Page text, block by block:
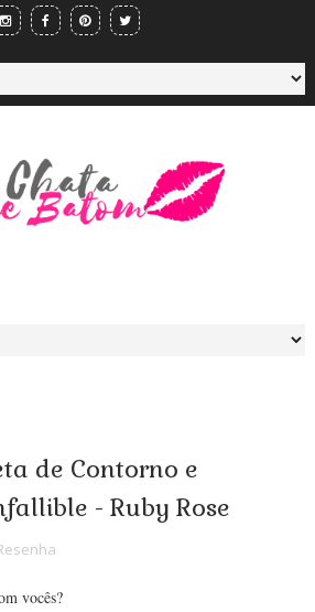
de Contorno e
- Ruby Rose
vocês?